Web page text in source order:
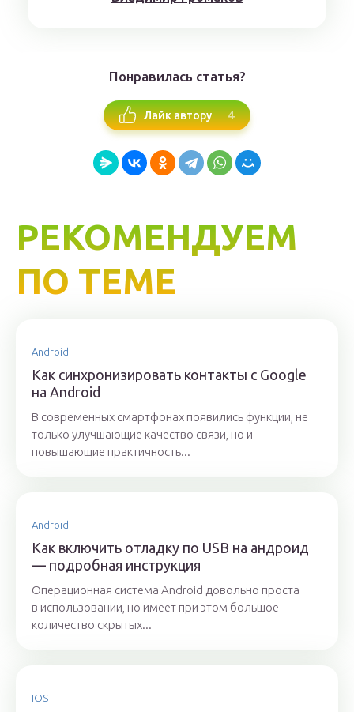
Понравилась статья?
Лайк автору 4
РЕКОМЕНДУЕМ
ПО ТЕМЕ
Android
Как синхронизировать контакты с Google
на Android
В современных смартфонах появились функции, не
только улучшающие качество связи, но и
повышающие практичность...
Android
Как включить отладку по USB на андроид
— подробная инструкция
Операционная система Android довольно проста
в использовании, но имеет при этом большое
количество скрытых...
IOS